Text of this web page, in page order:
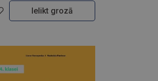
Ielikt grozā